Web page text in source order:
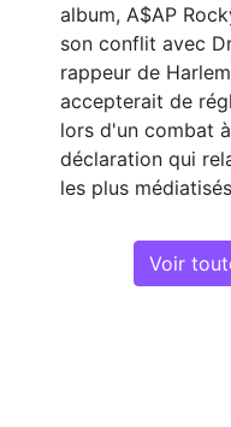
album, A$AP
son conflit avec
rappeur de
accepterait de
lors d'un combat
déclaration qui
les plus
Voir